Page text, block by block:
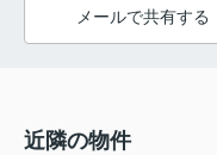
メールで共有する
近隣の物件